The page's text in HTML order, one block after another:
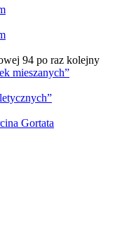
94 po raz kolejny
mieszanych”
Gortata